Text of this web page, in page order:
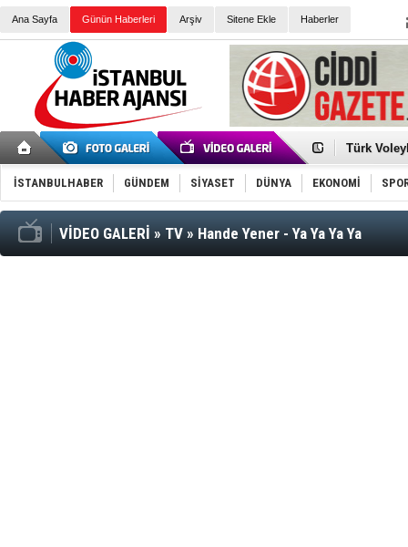
Ana Sayfa Günün Haberleri Arşiv Sitene Ekle Haberler
Türk
Töreninde
İkinci El
Guguk
Sneaker
Erkek
Tommy
İSTANBULHABER GÜNDEM SİYASET DÜNYA EKONOMİ
VİDEO GALERİ » TV » Hande Yener - Ya Ya Ya Ya